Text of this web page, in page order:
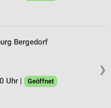
❯
Bergedorf
Uhr |
Geöffnet